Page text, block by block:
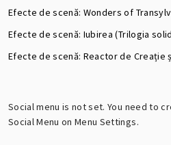
Efecte de scenă: Wonders of
Efecte de scenă: Iubirea (Trilogia
Efecte de scenă: Reactor de Creație
Social menu is not set. You need to
Social Menu on Menu Settings.